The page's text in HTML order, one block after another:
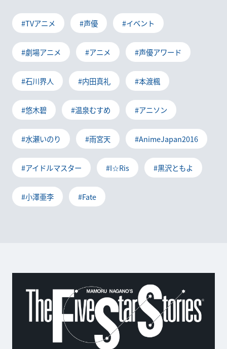
#TVアニメ #声優 #イベント
#劇場アニメ #アニメ #声優アワード
#石川界人 #内田真礼 #本渡楓
#悠木碧 #温泉むすめ #アニソン
#水瀬いのり #雨宮天 #AnimeJapan2016
#アイドルマスター #I☆Ris #黒沢ともよ
#小澤亜李 #Fate